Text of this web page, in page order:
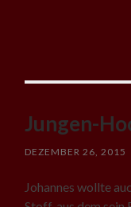
Jungen-
DEZEMBER 26, 2015
Johannes wollte